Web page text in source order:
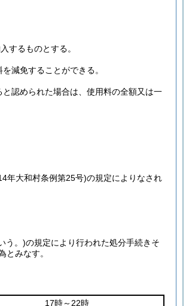
するものとする。
減免することができる。
認められた場合は、使用料の全額又は一
年大和村条例第25号)の規定によりなされ
う。)の規定により行われた処分手続きそ
みなす。
17時～22時